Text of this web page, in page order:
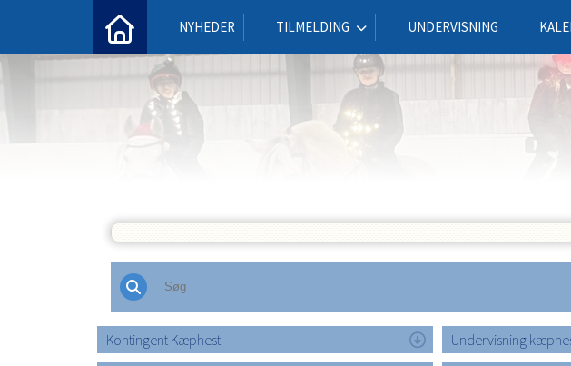
NYHEDER TILMELDING UNDERVISNING
Kontingent Kæphest Undervisning